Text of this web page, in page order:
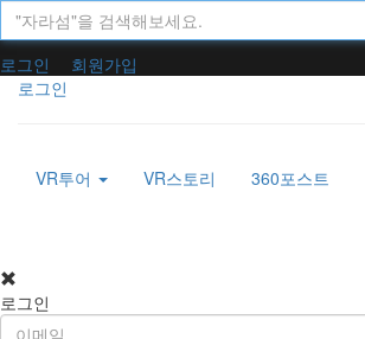
로그인
회원가입
로그인
VR투어 VR스토리 360포스트
로그인